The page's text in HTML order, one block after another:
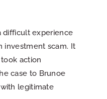
difficult experience
investment scam. It
action
case to Brunoe
legitimate